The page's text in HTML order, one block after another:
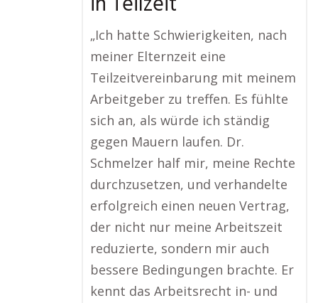
„Ich hatte Schwierigkeiten, nach
meiner Elternzeit eine
Teilzeitvereinbarung mit meinem
Arbeitgeber zu treffen. Es fühlte
sich an, als würde ich ständig
gegen Mauern laufen. Dr.
Schmelzer half mir, meine Rechte
durchzusetzen, und verhandelte
erfolgreich einen neuen Vertrag,
der nicht nur meine Arbeitszeit
reduzierte, sondern mir auch
bessere Bedingungen brachte. Er
kennt das Arbeitsrecht in- und